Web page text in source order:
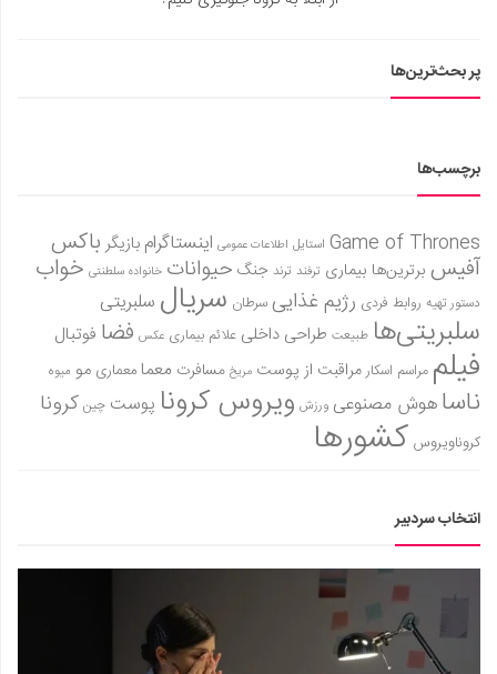
پر بحث‌ترین‌ها
برچسب‌ها
Game of Thrones استایل اطلاعات عمومی اینستاگرام بازیگر باکس
آفیس برترین‌ها بیماری ترفند ترند جنگ حیوانات خانواده سلطنتی خواب
دستور تهیه روابط فردی رژیم غذاییسرطان سریال سلبریتی
سلبریتی‌ها طبیعت طراحی داخلی علائم بیماری عکس فضا فوتبال
فیلم مراسم اسکارمراقبت از پوست مریخ مسافرت معمامعماری مو میوه
ناساهوش مصنوعی ورزش ویروس کرونا پوست چین کرونا
کروناویروس کشورها
انتخاب سردبیر